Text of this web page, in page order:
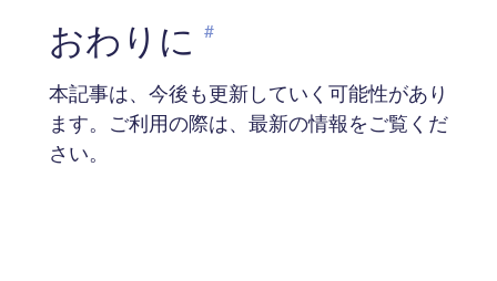
おわりに #
本記事は、今後も更新していく可能性があり
ます。ご利用の際は、最新の情報をご覧くだ
さい。